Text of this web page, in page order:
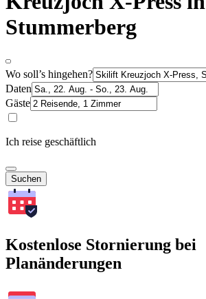
Stummerberg
Wo soll’s hingehen?
Daten
Gäste
Ich reise geschäftlich
Suchen
Kostenlose Stornierung bei
Planänderungen